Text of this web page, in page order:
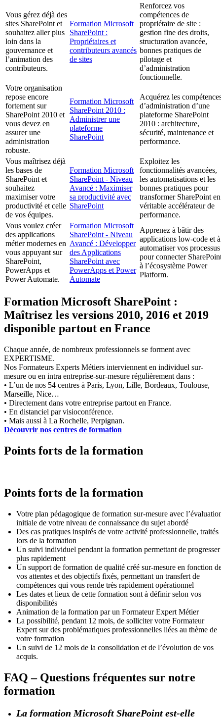
Vous gérez déjà des
sites SharePoint et
souhaitez aller plus
loin dans la
gouvernance et
l’animation des
contributeurs.
Formation Microsoft
SharePoint :
Propriétaires et
contributeurs avancés
de sites
Renforcez vos
compétences de
propriétaire de site :
gestion fine des droits,
structuration avancée,
bonnes pratiques de
pilotage et
d’administration
fonctionnelle.
Votre organisation
repose encore
fortement sur
SharePoint 2010 et
vous devez en
assurer une
administration
robuste.
Formation Microsoft
SharePoint 2010 :
Administrer une
plateforme
SharePoint
Acquérez les
d’administration d’une
plateforme SharePoint
2010 : architecture,
sécurité, maintenance et
performance.
Vous maîtrisez déjà
les bases de
SharePoint et
souhaitez
maximiser votre
productivité et celle
de vos équipes.
Formation Microsoft
SharePoint - Niveau
Avancé : Maximiser
sa productivité avec
SharePoint
Exploitez les
fonctionnalités avancées,
les automatisations et les
bonnes pratiques pour
transformer SharePoint en
véritable accélérateur de
performance.
Vous voulez créer
des applications
métier modernes en
vous appuyant sur
SharePoint,
PowerApps et
Power Automate.
Formation Microsoft
SharePoint - Niveau
Avancé : Développer
des Applications
SharePoint avec
PowerApps et Power
Automate
Apprenez à bâtir des
applications low-code et à
automatiser vos processus
pour connecter
à l’écosystème Power
Platform.
Formation Microsoft SharePoint :
Maîtrisez les versions 2010, 2016 et 2019
disponible partout en France
Chaque année, de nombreux professionnels se forment avec
EXPERTISME.
Nos Formateurs Experts Métiers interviennent en individuel sur-
mesure ou en intra entreprise-sur-mesure régulièrement dans :
• L’un de nos 54 centres à Paris, Lyon, Lille, Bordeaux, Toulouse,
Marseille, Nice…
• Directement dans votre entreprise partout en France.
• En distanciel par visioconférence.
• Mais aussi à La Rochelle, Perpignan.
Découvrir nos centres de formation
Points forts de la formation
Points forts de la formation
Votre plan pédagogique de formation sur-mesure avec
initiale de votre niveau de connaissance du sujet abordé
Des cas pratiques inspirés de votre activité professionnelle, traités
lors de la formation
Un suivi individuel pendant la formation permettant de progresser
plus rapidement
Un support de formation de qualité créé sur-mesure en fonction
vos attentes et des objectifs fixés, permettant un transfert de
compétences qui vous rende très rapidement opérationnel
Les dates et lieux de cette formation sont à définir selon vos
disponibilités
Animation de la formation par un Formateur Expert Métier
La possibilité, pendant 12 mois, de solliciter votre Formateur
Expert sur des problématiques professionnelles liées au thème de
votre formation
Un suivi de 12 mois de la consolidation et de l’évolution de vos
acquis.
FAQ – Questions fréquentes sur notre
formation
La formation Microsoft SharePoint est-elle